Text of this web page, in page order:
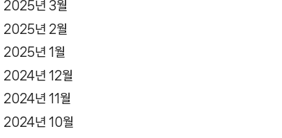
2025년 3월
2025년 2월
2025년 1월
2024년 12월
2024년 11월
2024년 10월